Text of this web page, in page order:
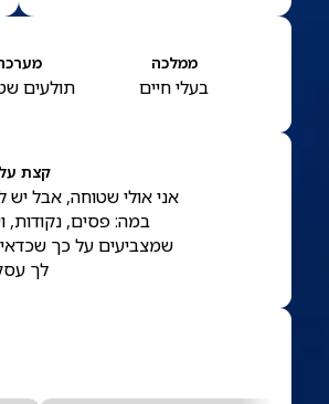
ממלכה
בעלי חיים תולעים
קצת
אני אולי שטוחה, אבל יש
במה: פסים, נקודות,
שמצביעים על כך
לך